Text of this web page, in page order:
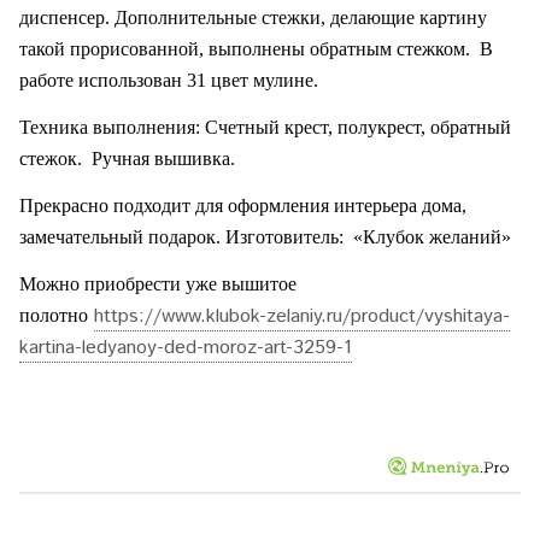
диспенсер. Дополнительные стежки, делающие картину
такой прорисованной, выполнены обратным стежком. В
работе использован 31 цвет мулине.
Техника выполнения: Счетный крест, полукрест, обратный
стежок. Ручная вышивка.
Прекрасно подходит для оформления интерьера дома,
замечательный подарок. Изготовитель: «Клубок желаний»
Можно приобрести уже вышитое
полотно https://www.klubok-zelaniy.ru/product/vyshitaya-
kartina-ledyanoy-ded-moroz-art-3259-1